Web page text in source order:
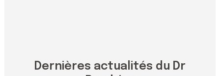
Dernières actualités du Dr